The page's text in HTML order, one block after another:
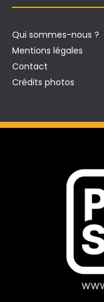
Qui sommes-nous ?
Mentions légales
Contact
Crédits photos